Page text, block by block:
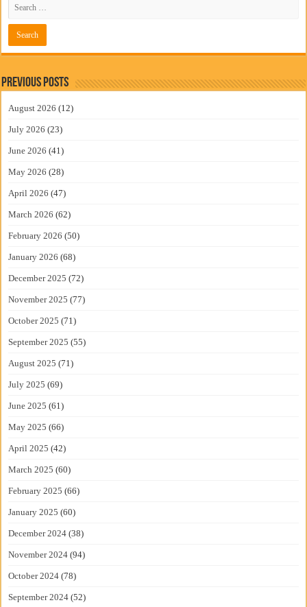
Previous Posts
August 2026 (12)
July 2026 (23)
June 2026 (41)
May 2026 (28)
April 2026 (47)
March 2026 (62)
February 2026 (50)
January 2026 (68)
December 2025 (72)
November 2025 (77)
October 2025 (71)
September 2025 (55)
August 2025 (71)
July 2025 (69)
June 2025 (61)
May 2025 (66)
April 2025 (42)
March 2025 (60)
February 2025 (66)
January 2025 (60)
December 2024 (38)
November 2024 (94)
October 2024 (78)
September 2024 (52)